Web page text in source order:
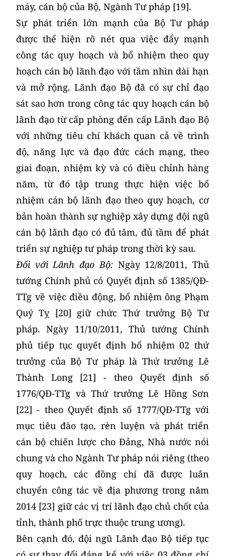
máy, cán bộ của Bộ, Ngành Tư pháp [19].
Sự phát triển lớn mạnh của Bộ Tư pháp
được thể hiện rõ nét qua việc đẩy mạnh
công tác quy hoạch và bổ nhiệm theo quy
hoạch cán bộ lãnh đạo với tầm nhìn dài hạn
và mở rộng. Lãnh đạo Bộ đã có sự chỉ đạo
sát sao hơn trong công tác quy hoạch cán bộ
lãnh đạo từ cấp phòng đến cấp Lãnh đạo Bộ
với những tiêu chí khách quan cả về trình
độ, năng lực và đạo đức cách mạng, theo
giai đoạn, nhiệm kỳ và có điều chỉnh hàng
năm, từ đó tập trung thực hiện việc bổ
nhiệm cán bộ lãnh đạo theo quy hoạch, cơ
bản hoàn thành sự nghiệp xây dựng đội ngũ
cán bộ lãnh đạo có đủ tâm, đủ tầm để phát
triển sự nghiệp tư pháp trong thời kỳ sau.
Đối với Lãnh đạo Bộ:Ngày 12/8/2011, Thủ
tướng Chính phủ có Quyết định số 1385/QĐ-
TTg về việc điều động, bổ nhiệm ông Phạm
Quý Tỵ [20] giữ chức Thứ trưởng Bộ Tư
pháp. Ngày 11/10/2011, Thủ tướng Chính
phủ tiếp tục quyết định bổ nhiệm 02 thứ
trưởng của Bộ Tư pháp là Thứ trưởng Lê
Thành Long [21] - theo Quyết định số
1776/QĐ-TTg và Thứ trưởng Lê Hồng Sơn
[22] - theo Quyết định số 1777/QĐ-TTg với
mục tiêu đào tạo, rèn luyện và phát triển
cán bộ chiến lược cho Đảng, Nhà nước nói
chung và cho Ngành Tư pháp nói riêng (theo
quy hoạch, các đồng chí đã được luân
chuyển công tác về địa phương trong năm
2014 [23] giữ các vị trí lãnh đạo chủ chốt của
tỉnh, thành phố trực thuộc trung ương).
Bên cạnh đó, đội ngũ Lãnh đạo Bộ tiếp tục